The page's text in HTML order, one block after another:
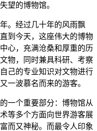
望的博物馆。
。经过几十年的风雨飘
到今天，这座伟大的博物
心，充满沧桑和厚重的历
物，同时兼具科研、考察
己的专业知识对文物进行
一波慕名而来的游客。
一个重要部分：博物馆从
等多个方面向世界游客展
而又神秘。而最令人印象